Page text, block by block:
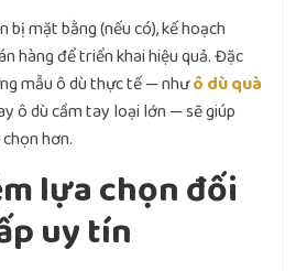
bị mặt bằng (nếu có), kế hoạch
hàng để triển khai hiệu quả. Đặc
mẫu ô dù thực tế — nhưô dù quà
ô dù cầm tay loại lớn — sẽ giúp
hơn.
lựa chọn đối
uy tín